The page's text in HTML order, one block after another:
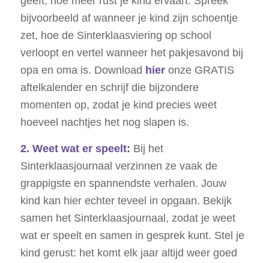
bijvoorbeeld af wanneer je kind zijn schoentje
zet, hoe de Sinterklaasviering op school
verloopt en vertel wanneer het pakjesavond bij
opa en oma is. Download hieronze GRATIS
aftelkalender en schrijf die bijzondere
momenten op, zodat je kind precies weet
hoeveel nachtjes het nog slapen is.
2. Weet wat er speelt: Bij het
Sinterklaasjournaal verzinnen ze vaak de
grappigste en spannendste verhalen. Jouw
kind kan hier echter teveel in opgaan. Bekijk
samen het Sinterklaasjournaal, zodat je weet
wat er speelt en samen in gesprek kunt. Stel je
kind gerust: het komt elk jaar altijd weer goed